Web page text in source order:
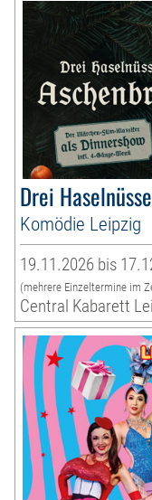
Drei
Komödie Leipzig
19.11.2026 bis
(mehrere Einzeltermine im
Central Kabarett